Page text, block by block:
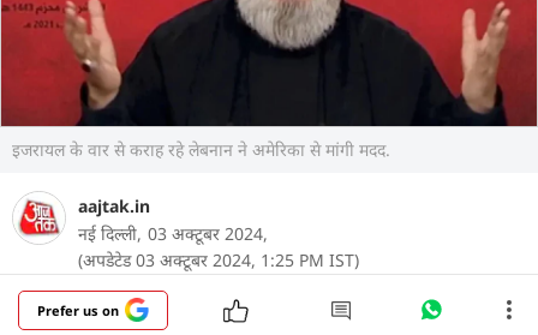
इजरायल के वार से कराह रहे लेबनान ने अमेरिका से मांगी मदद.
aajtak.in
नई दिल्ली, 03 अक्टूबर 2024,
(अपडेटेड 03 अक्टूबर 2024, 1:25 PM IST)
Prefer us on